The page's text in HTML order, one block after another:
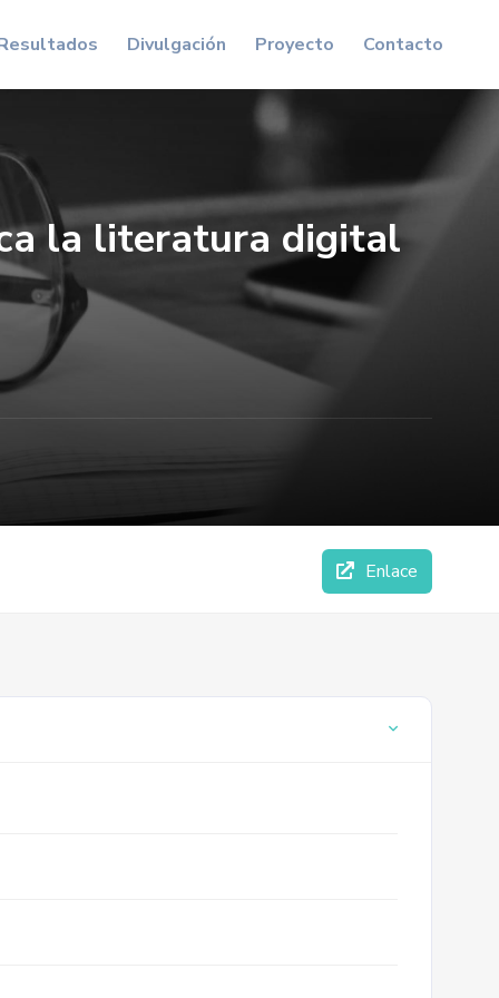
Divulgación Proyecto Contacto
la literatura digital
Enlace